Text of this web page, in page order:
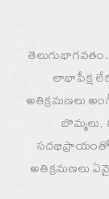
లాభాపేక్ష
అతిక్రమణలు
బొమ్మలు,
అతిక్రమణలు